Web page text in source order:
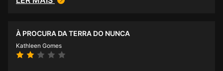
À PROCURA DA TERRA DO NUNCA
Kathleen Gomes